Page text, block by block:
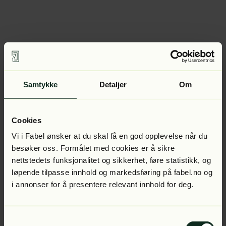
Samtykke Detaljer Om
Cookies
Vi i Fabel ønsker at du skal få en god opplevelse når du
besøker oss. Formålet med cookies er å sikre
nettstedets funksjonalitet og sikkerhet, føre statistikk, og
løpende tilpasse innhold og markedsføring på fabel.no og
i annonser for å presentere relevant innhold for deg.